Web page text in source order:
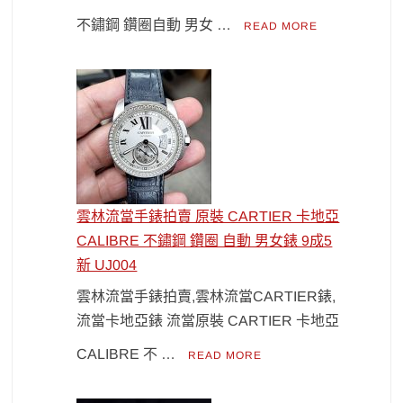
不鏽鋼 鑽圈自動 男女 … READ MORE
雲林流當手錶拍賣 原裝 CARTIER 卡地亞
CALIBRE 不鏽鋼 鑽圈 自動 男女錶 9成5
新 UJ004
雲林流當手錶拍賣,雲林流當CARTIER錶,
流當卡地亞錶 流當原裝 CARTIER 卡地亞
CALIBRE 不 … READ MORE